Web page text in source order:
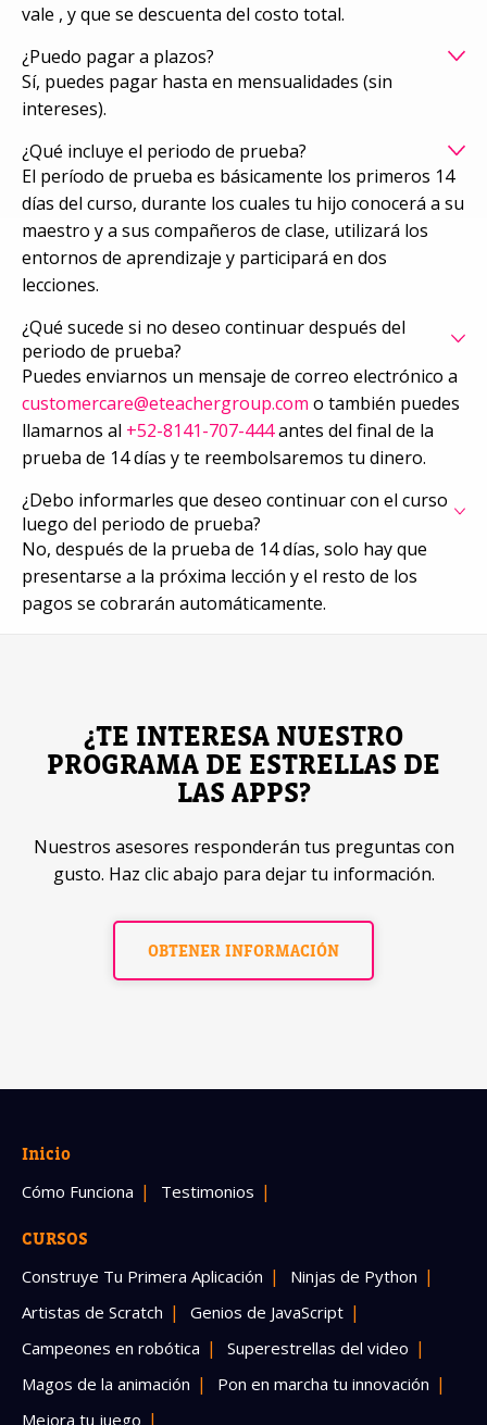
vale , y que se descuenta del costo total.
¿Puedo pagar a plazos?
Sí, puedes pagar hasta en mensualidades (sin
intereses).
¿Qué incluye el periodo de prueba?
El período de prueba es básicamente los primeros 14
días del curso, durante los cuales tu hijo conocerá a su
maestro y a sus compañeros de clase, utilizará los
entornos de aprendizaje y participará en dos
lecciones.
¿Qué sucede si no deseo continuar después del
periodo de prueba?
Puedes enviarnos un mensaje de correo electrónico a
customercare@eteachergroup.com o también puedes
llamarnos al +52-8141-707-444antes del final de la
prueba de 14 días y te reembolsaremos tu dinero.
¿Debo informarles que deseo continuar con el curso
luego del periodo de prueba?
No, después de la prueba de 14 días, solo hay que
presentarse a la próxima lección y el resto de los
pagos se cobrarán automáticamente.
¿TE INTERESA NUESTRO
PROGRAMA DE ESTRELLAS DE
LAS APPS?
Nuestros asesores responderán tus preguntas con
gusto. Haz clic abajo para dejar tu información.
OBTENER INFORMACIÓN
Inicio
Cómo Funciona Testimonios
CURSOS
Construye Tu Primera Aplicación
Ninjas de Python
Artistas de Scratch
Genios de JavaScript
Campeones en robótica
Superestrellas del video
Magos de la animación
Pon en marcha tu innovación
Mejora tu juego